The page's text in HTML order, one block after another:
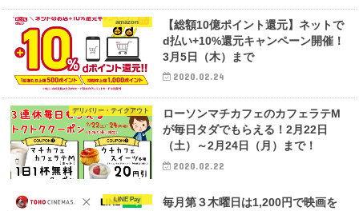
amazon
【総額10億ポイント還元】ネットで
d払い+10%還元キャンペーン開催！
3月5日（木）まで
2020.02.24
デリバリー・テイクアウト
ローソンマチカフェのカフェラテM
が毎日タダでもらえる！2月22日
（土）～2月24日（月）まで！
2020.02.22
LINE Pay
毎月第３木曜日は1,200円で映画を